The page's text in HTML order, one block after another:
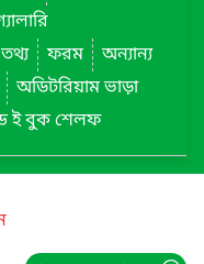
ফরম
অন্যান্য
অডিটরিয়াম ভাড়া
ই বুক শেলফ